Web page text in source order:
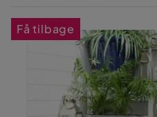
Få tilbage